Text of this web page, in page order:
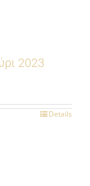
2023
Details